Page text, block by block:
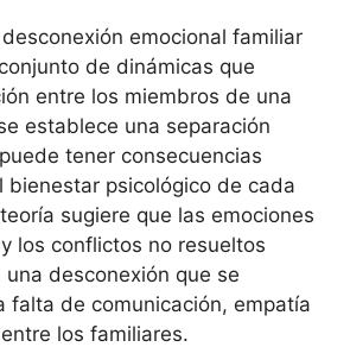
emocional familiar
de dinámicas que
entre los miembros de una
establece una separación
tener consecuencias
bienestar psicológico de cada
sugiere que las emociones
los conflictos no resueltos
desconexión que se
falta de comunicación, empatía
los familiares.